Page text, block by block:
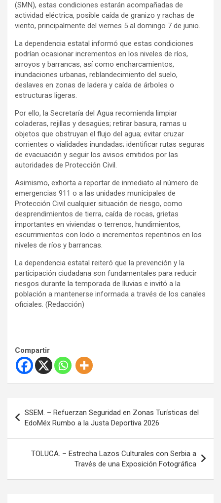
(SMN), estas condiciones estarán acompañadas de
actividad eléctrica, posible caída de granizo y rachas de
viento, principalmente del viernes 5 al domingo 7 de junio.
La dependencia estatal informó que estas condiciones
podrían ocasionar incrementos en los niveles de ríos,
arroyos y barrancas, así como encharcamientos,
inundaciones urbanas, reblandecimiento del suelo,
deslaves en zonas de ladera y caída de árboles o
estructuras ligeras.
Por ello, la Secretaría del Agua recomienda limpiar
coladeras, rejillas y desagües; retirar basura, ramas u
objetos que obstruyan el flujo del agua; evitar cruzar
corrientes o vialidades inundadas; identificar rutas seguras
de evacuación y seguir los avisos emitidos por las
autoridades de Protección Civil.
Asimismo, exhorta a reportar de inmediato al número de
emergencias 911 o a las unidades municipales de
Protección Civil cualquier situación de riesgo, como
desprendimientos de tierra, caída de rocas, grietas
importantes en viviendas o terrenos, hundimientos,
escurrimientos con lodo o incrementos repentinos en los
niveles de ríos y barrancas.
La dependencia estatal reiteró que la prevención y la
participación ciudadana son fundamentales para reducir
riesgos durante la temporada de lluvias e invitó a la
población a mantenerse informada a través de los canales
oficiales. (Redacción)
Compartir
v
a
SSEM. – Refuerzan Seguridad en Zonas Turísticas del
EdoMéx Rumbo a la Justa Deportiva 2026
TOLUCA. – Estrecha Lazos Culturales con Serbia a
Través de una Exposición Fotográfica